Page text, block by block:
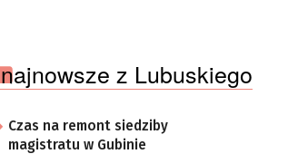
najnowsze z Lubuskiego
Czas na remont siedziby
magistratu w Gubinie